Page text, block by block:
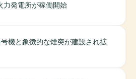
力発電所が稼働開始
機と象徴的な煙突が建設され拡